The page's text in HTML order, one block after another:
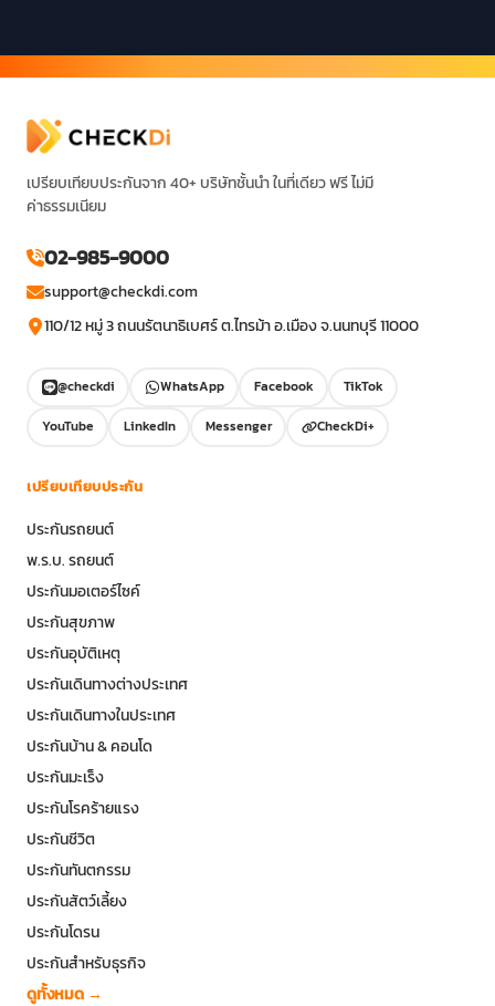
เปรียบเทียบประกันจาก 40+ บริษัทชั้นนำ ในที่เดียว ฟรี ไม่มี
ค่าธรรมเนียม
02-985-9000
support@checkdi.com
110/12 หมู่ 3 ถนนรัตนาธิเบศร์ ต.ไทรม้า อ.เมือง จ.นนทบุรี 11000
@checkdi WhatsApp Facebook
TikTok
YouTube
LinkedIn Messenger CheckDi+
เปรียบเทียบประกัน
ประกันรถยนต์
พ.ร.บ. รถยนต์
ประกันมอเตอร์ไซค์
ประกันสุขภาพ
ประกันอุบัติเหตุ
ประกันเดินทางต่างประเทศ
ประกันเดินทางในประเทศ
ประกันบ้าน & คอนโด
ประกันมะเร็ง
ประกันโรคร้ายแรง
ประกันชีวิต
ประกันทันตกรรม
ประกันสัตว์เลี้ยง
ประกันโดรน
ประกันสำหรับธุรกิจ
ดูทั้งหมด →